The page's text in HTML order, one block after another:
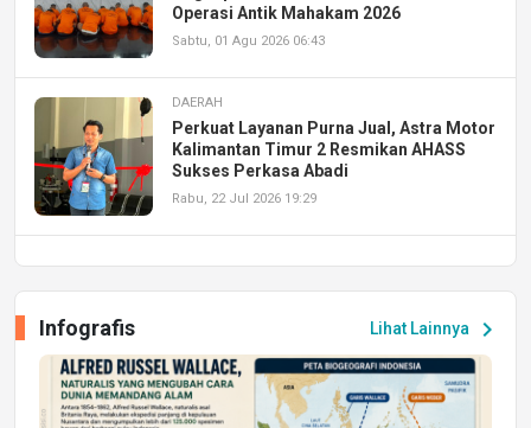
Operasi Antik Mahakam 2026
Sabtu, 01 Agu 2026 06:43
DAERAH
Perkuat Layanan Purna Jual, Astra Motor
Kalimantan Timur 2 Resmikan AHASS
Sukses Perkasa Abadi
Rabu, 22 Jul 2026 19:29
Peluang Kerja dan Magang
Jumat, 17 Jul 2026 22:30
DAERAH
Lihat Lainnya chevron_right
Infografis